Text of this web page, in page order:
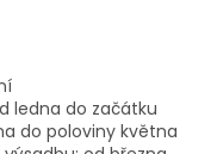
ledna do začátku
do poloviny května